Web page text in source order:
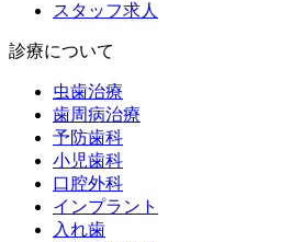
スタッフ求人
診療について
虫歯治療
歯周病治療
予防歯科
小児歯科
口腔外科
インプラント
入れ歯